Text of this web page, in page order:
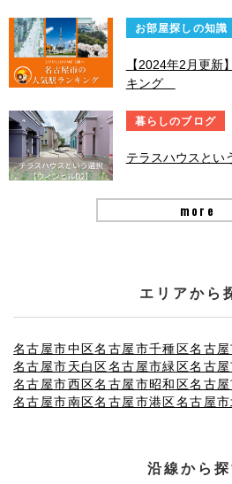
お部屋探しの知識
【2024年2月更新
キング
暮らしのブログ
テラスハウスとい
more
エリアから
名古屋市中区名古屋市千種区名古
名古屋市天白区名古屋市緑区名古
名古屋市西区名古屋市昭和区名古
名古屋市南区名古屋市港区名古屋
沿線から探